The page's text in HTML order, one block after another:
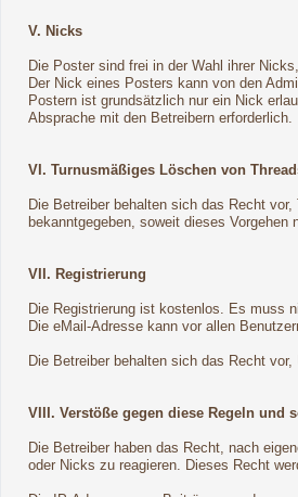
V. Nicks
Die Poster sind frei in der Wahl ihrer
Der Nick eines Posters kann von den
Postern ist grundsätzlich nur ein Nick
Absprache mit den Betreibern erforderlich.
VI. Turnusmäßiges Löschen von
Die Betreiber behalten sich das Recht
bekanntgegeben, soweit dieses
VII. Registrierung
Die Registrierung ist kostenlos. Es muss
Die eMail-Adresse kann vor allen
Die Betreiber behalten sich das Recht
VIII. Verstöße gegen diese Regeln und
Die Betreiber haben das Recht, nach
oder Nicks zu reagieren. Dieses Recht